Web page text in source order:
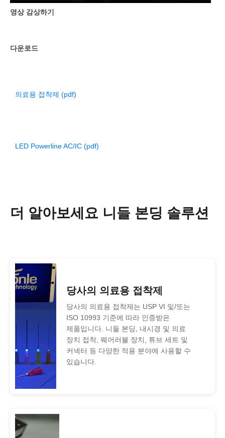
영상 감상하기
다운로드
의료용 접착제 (pdf)
LED Powerline AC/IC (pdf)
더 알아보세요 니들 본딩 솔루션
당사의 의료용 접착제
당사의 의료용 접착제는 USP VI 및/또는
ISO 10993 기준에 따라 인증받은
제품입니다. 니들 본딩, 내시경 및 의료
장치 접착, 웨어러블 장치, 튜브 세트 및
커넥터 등 다양한 적용 분야에 사용할 수
있습니다.